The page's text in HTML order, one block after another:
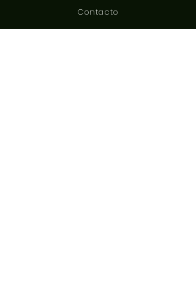
Contacto